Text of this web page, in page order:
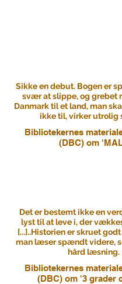
Sikke en debut. Bogen er
svær at slippe, og grebet
Danmark til et land, man
ikke til, virker utrolig
Bibliotekernes
(DBC) om
Det er bestemt ikke en
lyst til at leve i, der
[...]..Historien er skruet
man læser spændt videre,
hård læsning.
Bibliotekernes
(DBC) om '3 grader